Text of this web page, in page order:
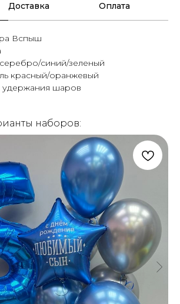
Доставка Оплата
Вспыш
синий/зеленый
красный/оранжевый
удержания шаров
наборов: